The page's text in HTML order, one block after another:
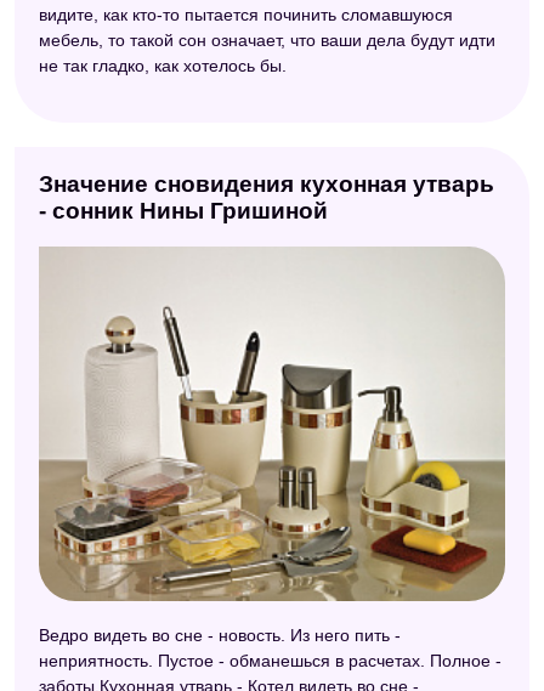
видите, как кто-то пытается починить сломавшуюся
мебель, то такой сон означает, что ваши дела будут идти
не так гладко, как хотелось бы.
Значение сновидения кухонная утварь
- сонник Нины Гришиной
Ведро видеть во сне - новость. Из него пить -
неприятность. Пустое - обманешься в расчетах. Полное -
заботы.Кухонная утварь - Котел видеть во сне -